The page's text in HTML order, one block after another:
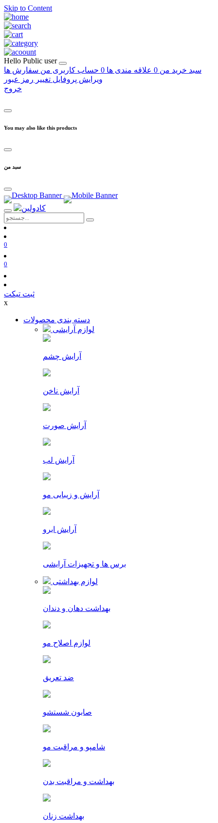
Skip to Content
Hello Public user
سبد خرید من 0 علاقه مندی ها 0 حساب کاربری من سفارش ها
ویرایش پروفایل تغییر رمز عبور
خروج
You may also like this products
سبد من
0
0
ثبت تیکت
x
دسته بندی محصولات
لوازم آرایشی
آرایش چشم
آرایش ناخن
آرایش صورت
آرایش لب
آرایش و زیبایی مو
آرایش ابرو
برس ها و تجهیزات آرایشی
لوازم بهداشتی
بهداشت دهان و دندان
لوازم اصلاح مو
ضد تعریق
صابون شستشو
شامپو و مراقبت مو
بهداشت و مراقبت بدن
بهداشت زنان